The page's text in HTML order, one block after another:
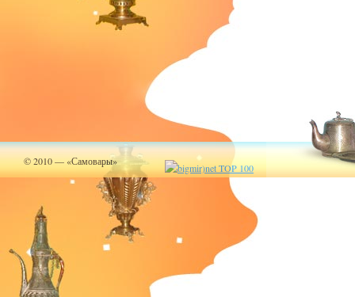
© 2010 — «Самовары»